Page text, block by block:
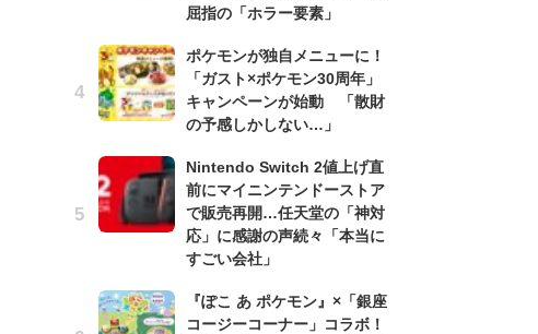
屈指の「ホラー要素」
ポケモンが独自メニューに！
「ガスト×ポケモン30周年」
キャンペーンが始動 「散財
の予感しかしない…」
Nintendo Switch 2値上げ直
前にマイニンテンドーストア
で販売再開…任天堂の「神対
応」に感謝の声続々「本当に
すごい会社」
『ぽこ あ ポケモン』×「銀座
コージーコーナー」コラボ！